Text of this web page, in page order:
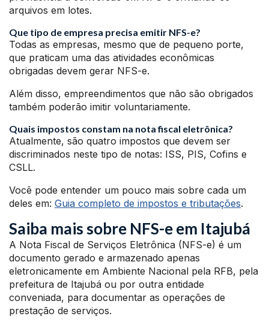
arquivos em lotes.
Que tipo de empresa precisa emitir NFS-e?
Todas as empresas, mesmo que de pequeno porte,
que praticam uma das atividades econômicas
obrigadas devem gerar NFS-e.
Além disso, empreendimentos que não são obrigados
também poderão imitir voluntariamente.
Quais impostos constam na nota fiscal eletrônica?
Atualmente, são quatro impostos que devem ser
discriminados neste tipo de notas: ISS, PIS, Cofins e
CSLL.
Você pode entender um pouco mais sobre cada um
deles em: Guia completo de impostos e tributações.
Saiba mais sobre NFS-e em Itajubá
A Nota Fiscal de Serviços Eletrônica (NFS-e) é um
documento gerado e armazenado apenas
eletronicamente em Ambiente Nacional pela RFB, pela
prefeitura de Itajubá ou por outra entidade
conveniada, para documentar as operações de
prestação de serviços.